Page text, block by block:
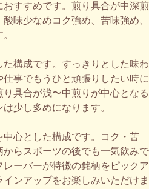
すすめです。煎り具合が中深煎
味少なめコク強め、苦味強め、
構成です。すっきりとした味わ
事でもうひと頑張りしたい時に
具合が浅〜中煎りが中心となる
少し多めになります。
心とした構成です。コク・苦
らスポーツの後でも一気飲みで
ーバーが特徴の銘柄をピックア
ンアップをお楽しみいただけま